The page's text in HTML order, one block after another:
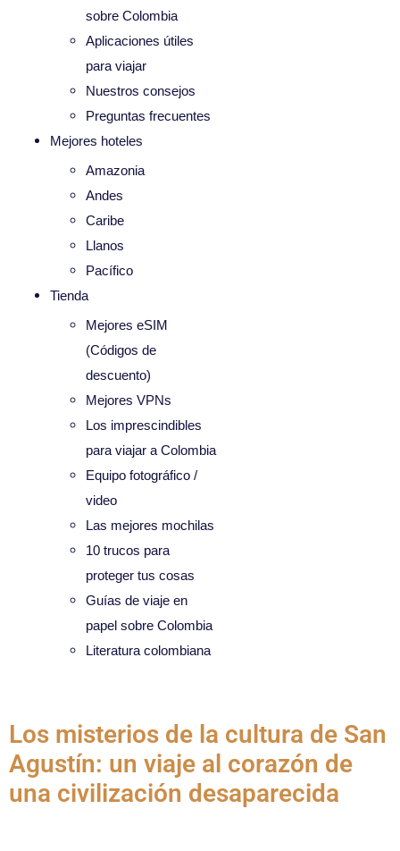
sobre Colombia
Aplicaciones útiles
para viajar
Nuestros consejos
Preguntas frecuentes
Mejores hoteles
Amazonia
Andes
Caribe
Llanos
Pacífico
Tienda
Mejores eSIM
(Códigos de
descuento)
Mejores VPNs
Los imprescindibles
para viajar a Colombia
Equipo fotográfico /
video
Las mejores mochilas
10 trucos para
proteger tus cosas
Guías de viaje en
papel sobre Colombia
Literatura colombiana
Los misterios de la cultura de San
Agustín: un viaje al corazón de
una civilización desaparecida